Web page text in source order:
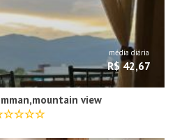
média diária
R$ 42,67
view